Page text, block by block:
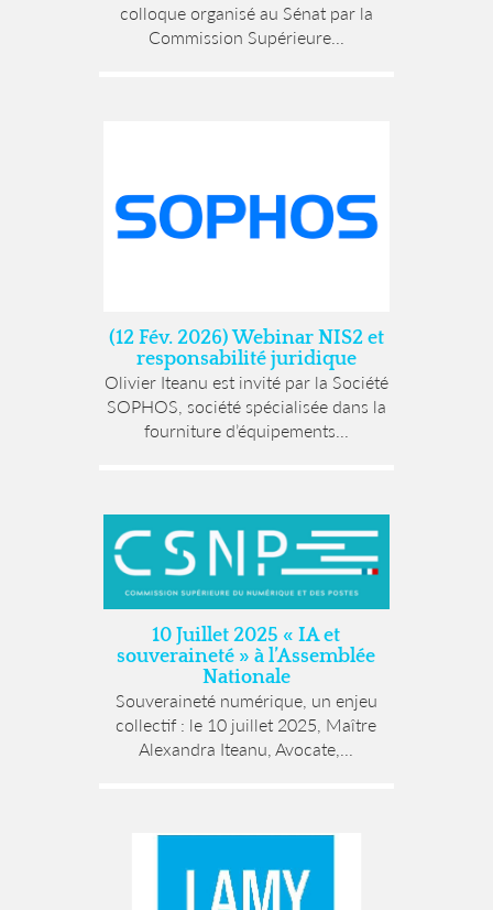
colloque organisé au Sénat par la
Commission Supérieure...
(12 Fév. 2026) Webinar NIS2 et
responsabilité juridique
Olivier Iteanu est invité par la Société
SOPHOS, société spécialisée dans la
fourniture d’équipements...
10 Juillet 2025 « IA et
souveraineté » à l’Assemblée
Nationale
Souveraineté numérique, un enjeu
collectif : le 10 juillet 2025, Maître
Alexandra Iteanu, Avocate,...